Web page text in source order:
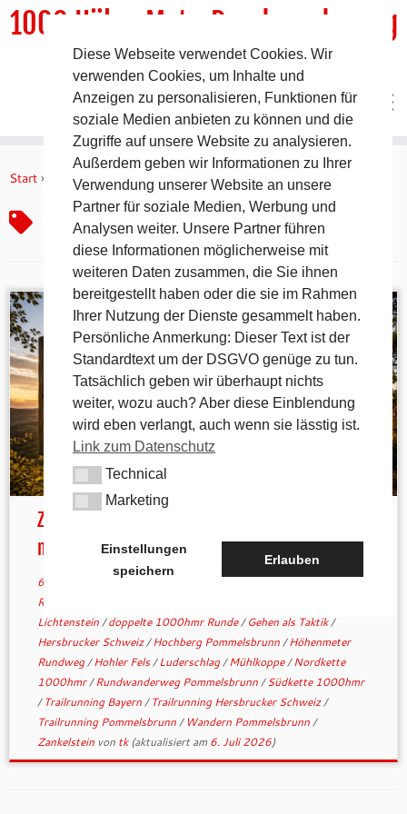
Inhalt
1000 HöhenMeterRundwanderweg
DER Rundwanderweg um Pommelsbrunn
Start » Gehen als Taktik
Gehen als Taktik
Zweimal durch die Acht: Warum der 1000hmr
mehr ist als ...
6. Juli 2026 Allgemein verschlagwortet1000 Höhenmeter
Rundweg
Lichtenstein/doppelte 1000hmr Runde/Gehen als Taktik/
Hersbrucker Schweiz/Hochberg Pommelsbrunn/Höhenmeter
Rundweg/Hohler Fels/Luderschlag/Mühlkoppe/Nordkette
1000hmr/Rundwanderweg Pommelsbrunn/Südkette 1000hmr
/Trailrunning Bayern/Trailrunning Hersbrucker Schweiz/
Trailrunning Pommelsbrunn/ Wandern Pommelsbrunn/
Zankelstein von tk(aktualisiert am 6. Juli 2026)
Diese Webseite verwendet Cookies. Wir
verwenden Cookies, um Inhalte und
Anzeigen zu personalisieren, Funktionen für
soziale Medien anbieten zu können und die
Zugriffe auf unsere Website zu analysieren.
Außerdem geben wir Informationen zu Ihrer
Verwendung unserer Website an unsere
Partner für soziale Medien, Werbung und
Analysen weiter. Unsere Partner führen
diese Informationen möglicherweise mit
weiteren Daten zusammen, die Sie ihnen
bereitgestellt haben oder die sie im Rahmen
Ihrer Nutzung der Dienste gesammelt haben.
Persönliche Anmerkung: Dieser Text ist der
Standardtext um der DSGVO genüge zu tun.
Tatsächlich geben wir überhaupt nichts
weiter, wozu auch? Aber diese Einblendung
wird eben verlangt, auch wenn sie lässtig ist.
Link zum Datenschutz
TechnicalTechnical
MarketingMarketing
Einstellungen
speichern
Erlauben